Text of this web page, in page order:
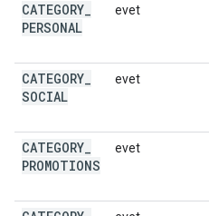
CATEGORY
PERSONAL
evet
CATEGORY
SOCIAL
evet
CATEGORY
PROMOTIONS
evet